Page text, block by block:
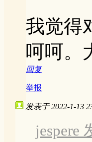
我觉得
呵呵。
回复
举报
发表于 2022-1-13
jespere